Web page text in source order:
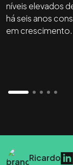
níveis elevados
há seis anos
em crescimento.
Ricardo